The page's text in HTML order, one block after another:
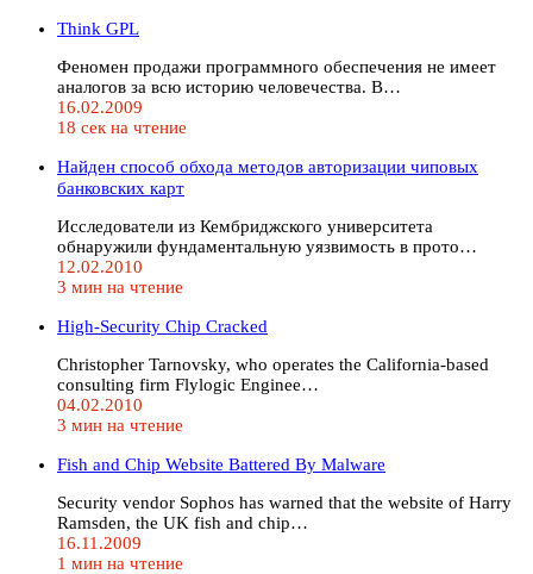
Think GPL
Феномен продажи программного обеспечения не имеет
аналогов за всю историю человечества. В…
16.02.2009
18 сек на чтение
Найден способ обхода методов авторизации чиповых
банковских карт
Исследователи из Кембриджского университета
обнаружили фундаментальную уязвимость в прото…
12.02.2010
3 мин на чтение
High-Security Chip Cracked
Christopher Tarnovsky, who operates the California-based
consulting firm Flylogic Enginee…
04.02.2010
3 мин на чтение
Fish and Chip Website Battered By Malware
Security vendor Sophos has warned that the website of Harry
Ramsden, the UK fish and chip…
16.11.2009
1 мин на чтение